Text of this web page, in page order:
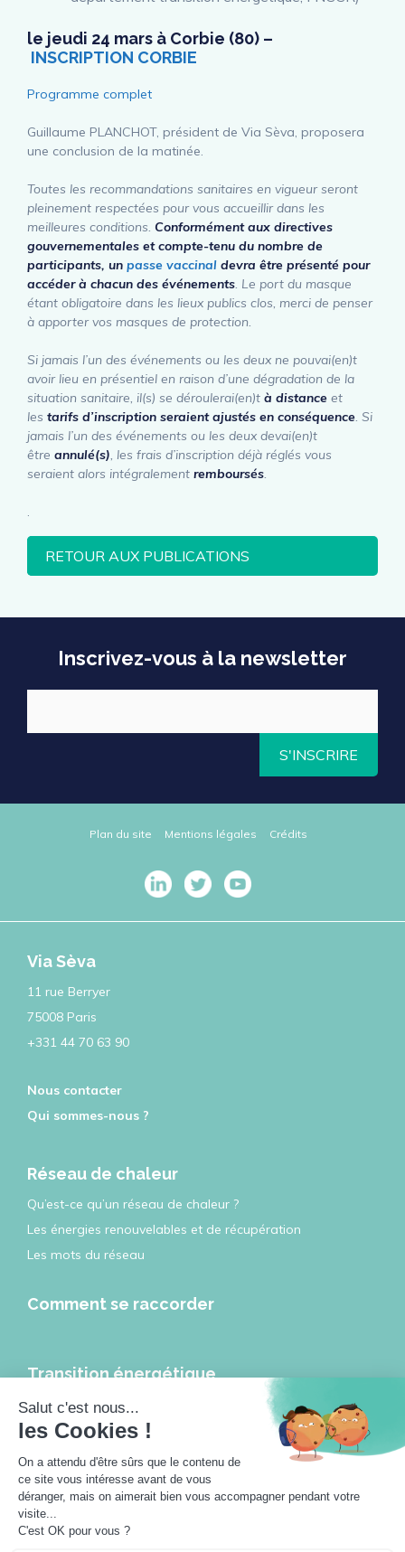
le jeudi 24 mars à Corbie (80) –
INSCRIPTION CORBIE
Programme complet
Guillaume PLANCHOT, président de Via Sèva, proposera
une conclusion de la matinée.
Toutes les recommandations sanitaires en vigueur seront
pleinement respectées pour vous accueillir dans les
meilleures conditions. Conformément aux directives
gouvernementales et compte-tenu du nombre de
participants, un passe vaccinal devra être présenté pour
accéder à chacun des événements. Le port du masque
étant obligatoire dans les lieux publics clos, merci de penser
à apporter vos masques de protection.
Si jamais l’un des événements ou les deux ne pouvai(en)t
avoir lieu en présentiel en raison d’une dégradation de la
situation sanitaire, il(s) se déroulerai(en)t à distance et
les tarifs d’inscription seraient ajustés en conséquence. Si
jamais l’un des événements ou les deux devai(en)t
être annulé(s), les frais d’inscription déjà réglés vous
seraient alors intégralement remboursés.
.
RETOUR AUX PUBLICATIONS
Inscrivez-vous à la newsletter
S'INSCRIRE
Plan du site Mentions légales Crédits
Via Sèva
11 rue Berryer
75008 Paris
+331 44 70 63 90
Nous contacter
Qui sommes-nous ?
Réseau de chaleur
Qu’est-ce qu’un réseau de chaleur ?
Les énergies renouvelables et de récupération
Les mots du réseau
Comment se raccorder
Transition énergétique
Les réseaux de chaleur et de froid, leviers de la transition
énergétique
Les réseaux de chaleur à l’heure de la ville intelligente
Travailler pour les réseaux de chaleur
Actualités